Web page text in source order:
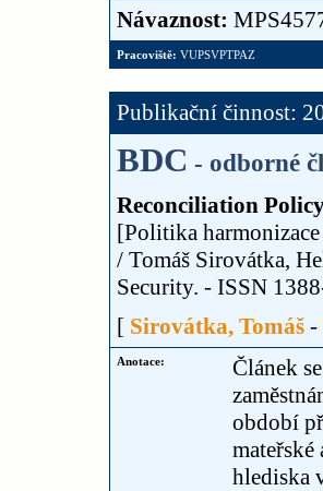
Návaznost:
Pracoviště: VUPSVPTPAZ
Publikační činnost:
BDC - odborné
Reconciliation
[Politika
/ Tomáš Sirovátka,
Security. - ISSN
[ Sirovátka, Tomáš -
Anotace:
Článek
období
hlediska